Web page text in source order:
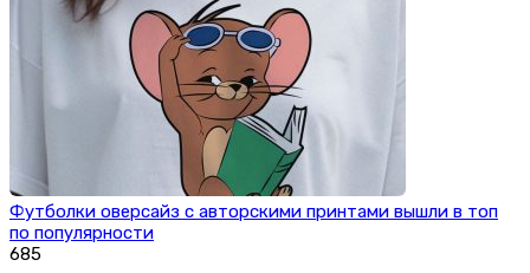
Футболки оверсайз с авторскими принтами вышли в топ
по популярности
685